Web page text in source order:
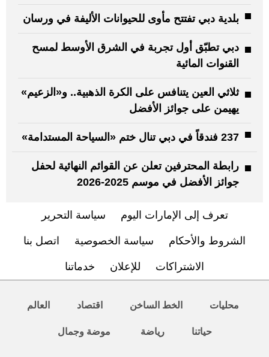
بلدية دبي تفتتح مأوى للحيوانات الأليفة في ورسان
دبي تطبّق أول تجربة في الشرق الأوسط لمسح
القنوات المائية
ثلاثي العين يتنافس على الكرة الذهبية.. و«الزعيم»
يهيمن على جوائز الأفضل
237 فندقاً في دبي تنال ختم «السياحة المستدامة»
رابطة المحترفين تعلن عن القوائم النهائية لحفل
جوائز الأفضل في موسم 2025-2026
تعرف إلى الإمارات اليوم سياسة التحرير
الشروط والأحكام سياسة الخصوصية اتصل بنا
الاشتراكات للإعلان خدماتنا
محليات الخط الساخن اقتصاد العالم
حياتنا رياضة موضة وجمال